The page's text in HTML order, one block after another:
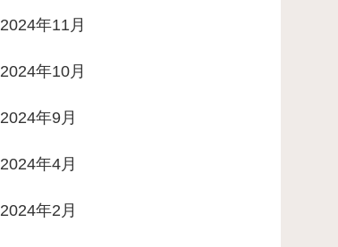
2024年11月
2024年10月
2024年9月
2024年4月
2024年2月